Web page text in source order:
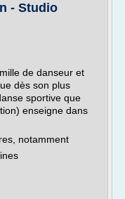
- Studio
de danseur et
dès son plus
sportive que
enseigne dans
notamment